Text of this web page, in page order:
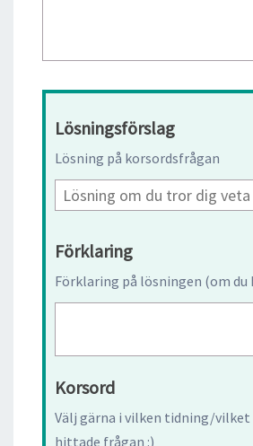
Lösningsförslag
Lösning på korsordsfrågan
Förklaring
Förklaring på lösningen (om du
Korsord
Välj gärna i vilken tidning/vilket
hittade frågan :)